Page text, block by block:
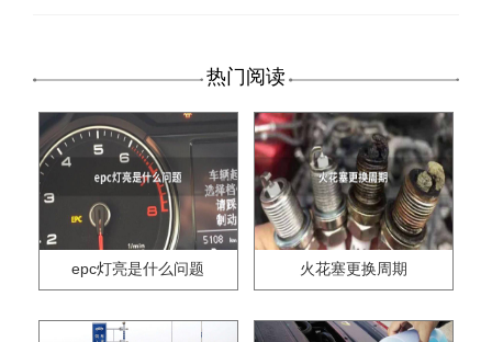
热门阅读
epc灯亮是什么问题 火花塞更换周期